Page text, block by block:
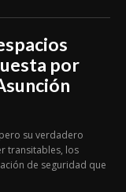
por
su verdadero
transitables, los
de seguridad que